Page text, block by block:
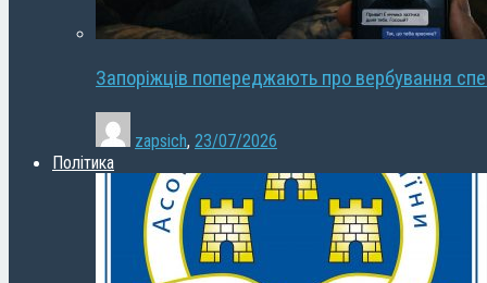
Запоріжців попереджають про вербування
zapsich, 23/07/2026
Політика